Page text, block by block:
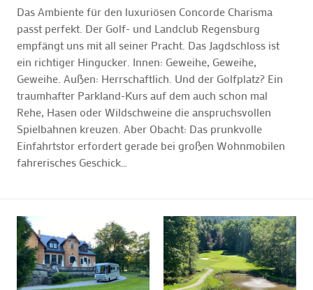
Das Ambiente für den luxuriösen Concorde Charisma
passt perfekt. Der Golf- und Landclub Regensburg
empfängt uns mit all seiner Pracht. Das Jagdschloss ist
ein richtiger Hingucker. Innen: Geweihe, Geweihe,
Geweihe. Außen: Herrschaftlich. Und der Golfplatz? Ein
traumhafter Parkland-Kurs auf dem auch schon mal
Rehe, Hasen oder Wildschweine die anspruchsvollen
Spielbahnen kreuzen. Aber Obacht: Das prunkvolle
Einfahrtstor erfordert gerade bei großen Wohnmobilen
fahrerisches Geschick…